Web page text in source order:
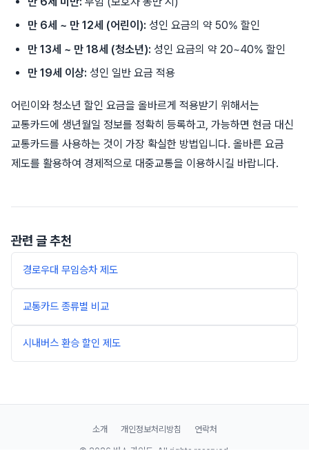
만 6세 ~ 만 12세 (어린이): 성인 요금의 약 50% 할인
만 13세 ~ 만 18세 (청소년): 성인 요금의 약 20~40% 할인
만 19세 이상: 성인 일반 요금 적용
어린이와 청소년 할인 요금을 올바르게 적용받기 위해서는
교통카드에 생년월일 정보를 정확히 등록하고, 가능하면 현금 대신
교통카드를 사용하는 것이 가장 확실한 방법입니다. 올바른 요금
제도를 활용하여 경제적으로 대중교통을 이용하시길 바랍니다.
관련 글 추천
경로우대 무임승차 제도
교통카드 종류별 비교
시내버스 환승 할인 제도
소개 개인정보처리방침 연락처
© 2026 버스 가이드. All rights reserved.